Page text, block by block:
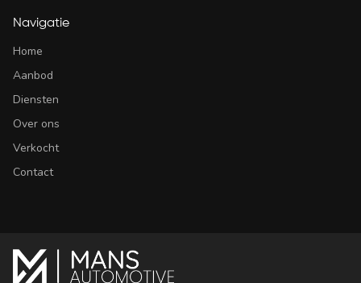
Navigatie
Home
Aanbod
Diensten
Over ons
Verkocht
Contact